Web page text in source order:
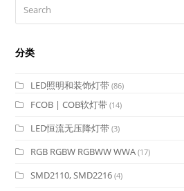
分类
LED照明和装饰灯带 (86)
FCOB | COB软灯带 (14)
LED恒流无压降灯带 (3)
RGB RGBW RGBWW WWA (17)
SMD2110, SMD2216 (4)